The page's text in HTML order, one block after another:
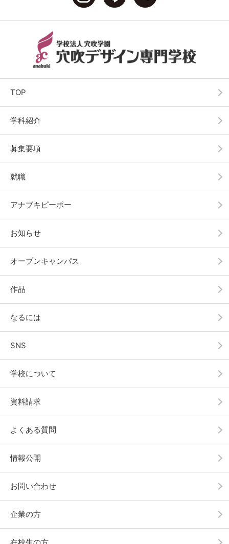
施工方法など、建築に関する専門知識をしっかりと身に
つけることです。なかでも図面読解力は、工程や品質を
把握するうえで不可欠なスキルであり、設計図や施工図
を正確に理解して初めて現場へ的確な指示を出すことが
専門知識が不足していると、施工ミスや手戻りが発生し
に落とし込める力があれば、施工の質を高める存在とし
て信頼される施工管理技士になれます。
コミュニケーション力・調整力
建築現場では、職人や協力会社、設計者、発注者など多
くの人が関わり、一つの建物を完成させます。そのた
とくに工程がタイトな場合やトラブルが発生した際に
める調整役としての役割を担うのが、建築施工管理技士
の重要な仕事の一つです。
管理能力・責任感・体力
施工管理業務では、工期・コスト・品質・安全を総合的
に把握し、現場全体をコントロールする管理能力が求め
TOP
学科紹介
募集要項
就職
アナブキピーポー
お知らせ
オープンキャンパス
作品
なるには
SNS
学校について
資料請求
よくある質問
情報公開
お問い合わせ
企業の方
在校生の方